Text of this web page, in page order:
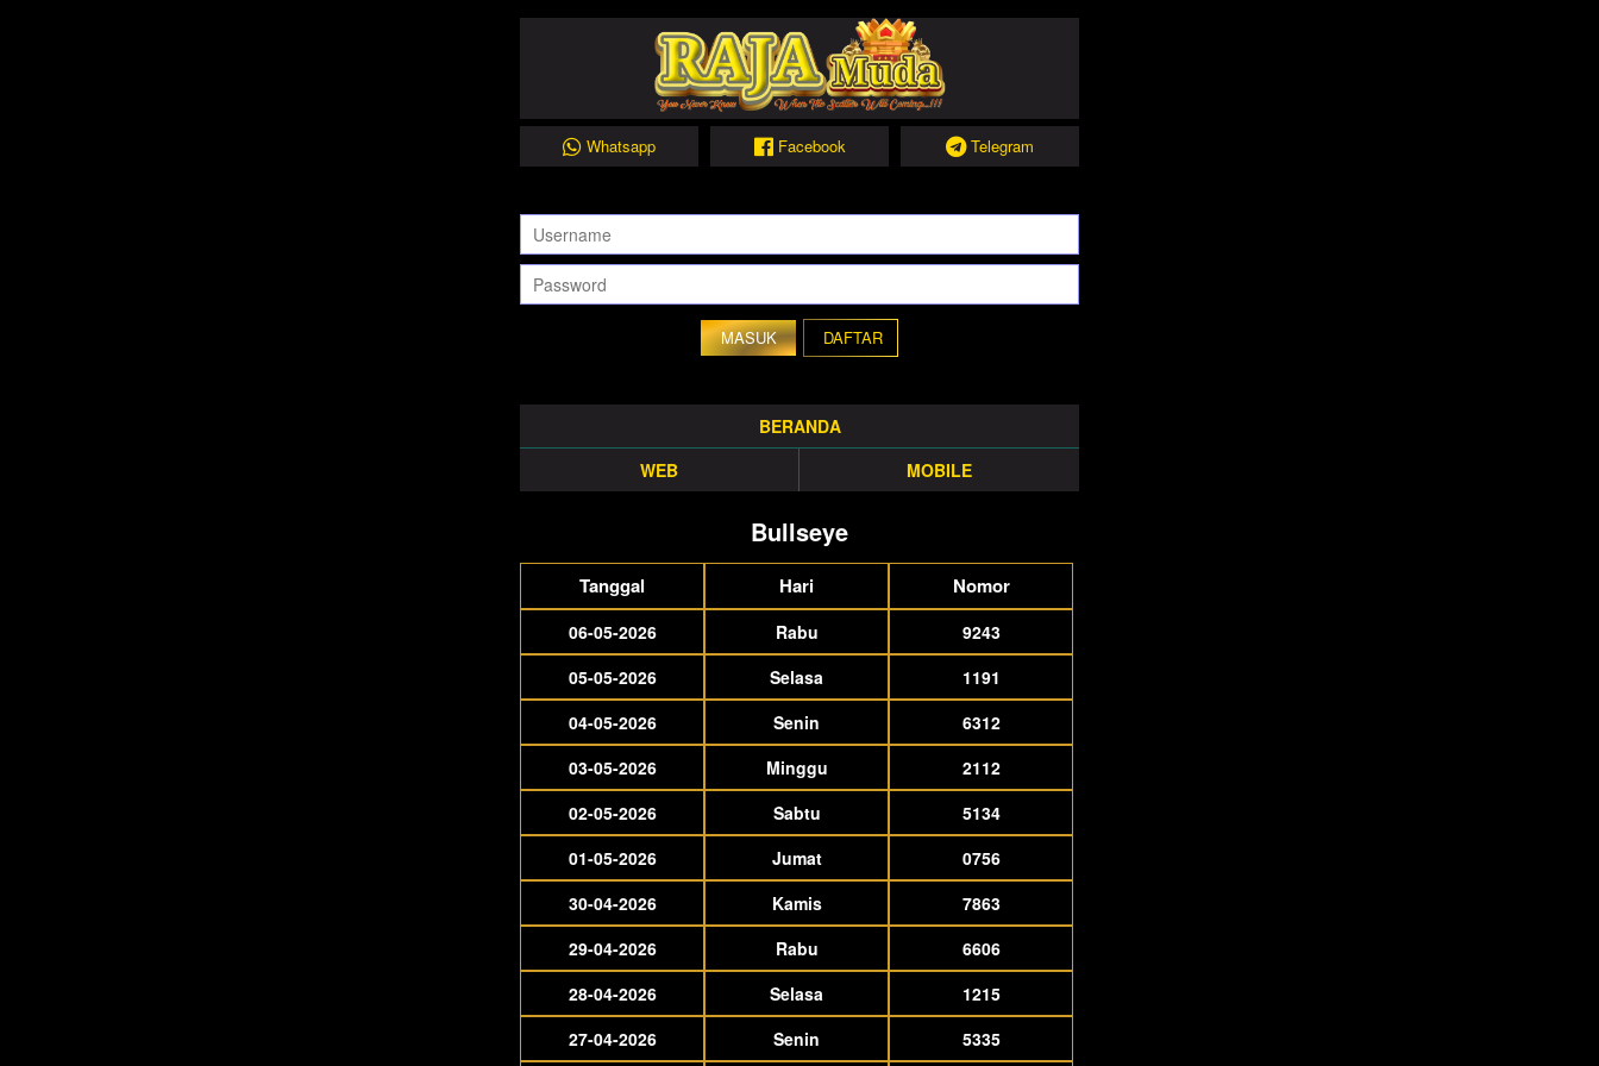
Whatsapp Facebook Telegram
DAFTAR
BERANDA
WEB
MOBILE
Bullseye
Tanggal Hari Nomor
06-05-2026 Rabu
9243
05-05-2026
Selasa
1191
04-05-2026
Senin
6312
03-05-2026
Minggu
2112
02-05-2026
Sabtu
5134
01-05-2026
Jumat
0756
30-04-2026
Kamis
7863
29-04-2026
Rabu
6606
28-04-2026
Selasa
1215
27-04-2026
Senin 5335